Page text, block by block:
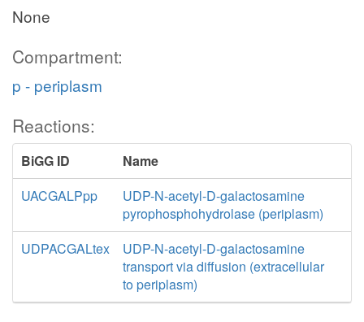
None
Compartment:
p - periplasm
Reactions:
BiGG ID
Name
UACGALPpp
UDP-N-acetyl-D-galactosamine
pyrophosphohydrolase (periplasm)
UDPACGALtex
UDP-N-acetyl-D-galactosamine
transport via diffusion (extracellular
to periplasm)